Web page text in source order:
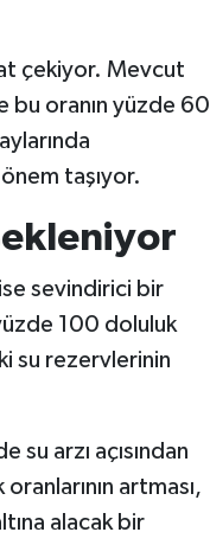
çekiyor. Mevcut
bu oranın yüzde 60
önem taşıyor.
sevindirici bir
100 doluluk
su rezervlerinin
arzı açısından
artması,
alacak bir